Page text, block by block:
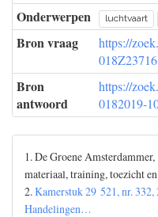
Onderwerpen luchtvaart
Bron vraag
https://
Bron
antwoord
https://
0182019-
1. De Groene
materiaal, training, toezicht
2.Kamerstuk 29 521, nr.
Handelingen…